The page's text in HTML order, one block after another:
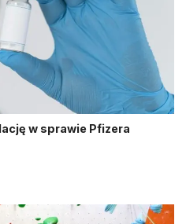
w sprawie Pfizera